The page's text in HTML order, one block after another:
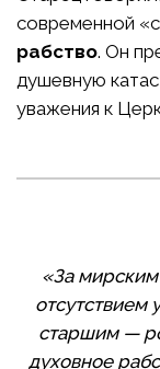
современной
рабство. Он
душевную
уважения к
«За
отсутствием
старшим —
духовное